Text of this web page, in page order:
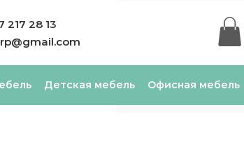
217 28 13
Детская мебель Офисная мебель